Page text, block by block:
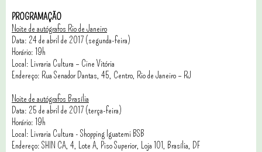
PROGRAMAÇÃO
Noite de autógrafos Rio de Janeiro
Data: 24 de abril de 2017 (segunda-feira)
Horário: 19h
Local: Livraria Cultura – Cine Vitória
Endereço: Rua Senador Dantas, 45, Centro, Rio de Janeiro – RJ
Noite de autógrafos Brasília
Data: 25 de abril de 2017 (terça-feira)
Horário: 19h
Local: Livraria Cultura - Shopping Iguatemi BSB
Endereço: SHIN CA, 4, Lote A, Piso Superior, Loja 101, Brasília, DF